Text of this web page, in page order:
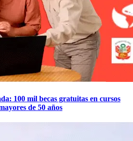
100 mil becas gratuitas en cursos
de 50 años